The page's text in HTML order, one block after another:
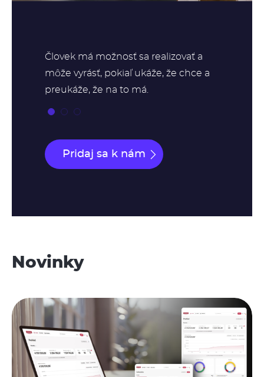
Človek má možnosť sa realizovať a
môže vyrásť, pokiaľ ukáže, že chce a
preukáže, že na to má.
Pridaj sa k nám
Novinky